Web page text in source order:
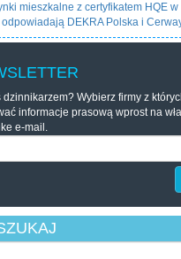
mieszkalne z certyfikatem HQE w
DEKRA Polska i
dzinnikarzem? Wybierz firmy z
informacje prasową wprost na
e-mail.